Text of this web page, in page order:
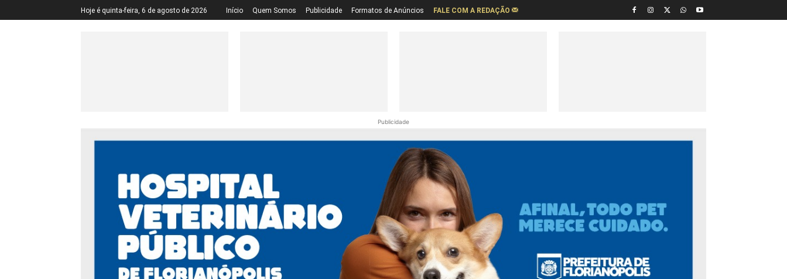
Hoje é quinta-feira, 6 de agosto de 2026 Início Quem Somos Publicidade Formatos de Anúncios FALE COM A REDAÇÃO
Publicidade